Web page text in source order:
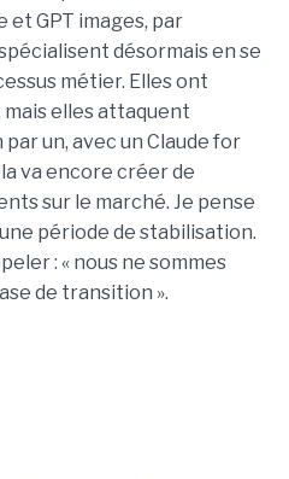
GPT images, par
désormais en se
métier. Elles ont
elles attaquent
un, avec un Claude for
va encore créer de
sur le marché. Je pense
période de stabilisation.
: « nous ne sommes
de transition ».